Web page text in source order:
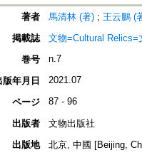
著者 馬清林 (著) ; 王云鵬 (
掲載誌
文物=Cultural Relics=
巻号
n.7
版年月日 2021.07
ページ 87 - 96
出版者
文物出版社
出版地
北京, 中國 [Beijing,